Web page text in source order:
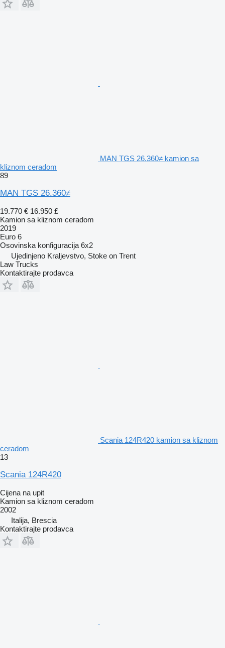
MAN TGS 26.360≠ kamion sa
kliznom ceradom
89
MAN TGS 26.360≠
19.770 € 16.950 £
Kamion sa kliznom ceradom
2019
Euro 6
Osovinska konfiguracija 6x2
Ujedinjeno Kraljevstvo, Stoke on Trent
Law Trucks
Kontaktirajte prodavca
Scania 124R420 kamion sa kliznom
ceradom
13
Scania 124R420
Cijena na upit
Kamion sa kliznom ceradom
2002
Italija, Brescia
Kontaktirajte prodavca